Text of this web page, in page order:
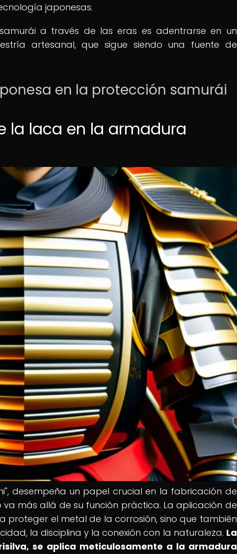
japonesas.
a través de las eras es adentrarse en un
artesanal, que sigue siendo una fuente de
en la protección samurái
la laca en la armadura
desempeña un papel crucial en la fabricación de
más allá de su función práctica. La aplicación de
proteger el metal de la corrosión, sino que también
la disciplina y la conexión con la naturaleza. La
se aplica meticulosamente a la armadura